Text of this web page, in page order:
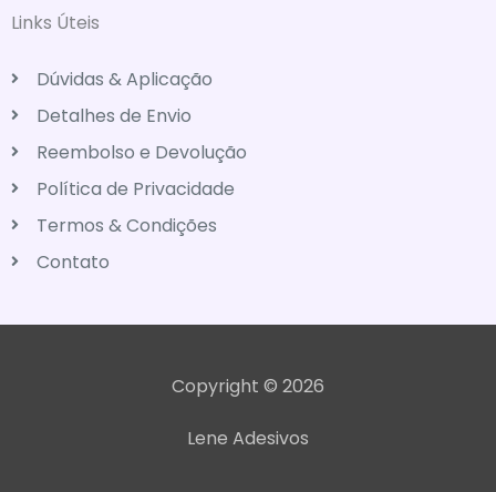
Links Úteis
Dúvidas & Aplicação
Detalhes de Envio
Reembolso e Devolução
Política de Privacidade
Termos & Condições
Contato
Copyright © 2026
Lene Adesivos